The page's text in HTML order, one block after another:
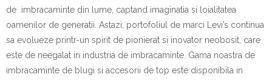
de imbracaminte din lume, captand imaginatia si loialitatea
oamenilor de generatii. Astazi, portofoliul de marci Levi’s continua
sa evolueze printr-un spirit de pionierat si inovator neobosit, care
este de neegalat in industria de imbracaminte. Gama noastra de
imbracaminte de blugi si accesorii de top este disponibila in